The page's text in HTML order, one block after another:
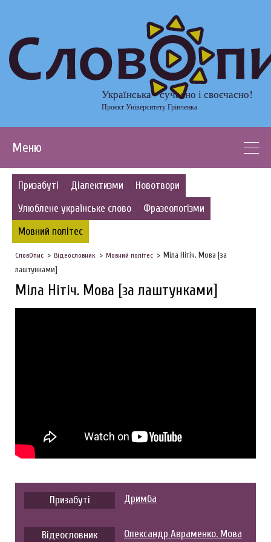
Українська - сучасно і своєчасно!
Проект Університету Грінченка
Меню
Призабуті Діалектизми
Новотвори
Улюблене українське слово
Фразеологізми
Мовний політес
СловОпис Відеословник Мовний політес
Міла Нітіч. Мова [за
лаштунками]
Міла Нітіч. Мова [за лаштунками]
Призабуті Дримба
Відеословник Олександр Авраменко. Мова